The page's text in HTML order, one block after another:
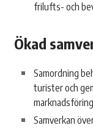
frilufts- och
Ökad
Samordning
turister och
Samverkan